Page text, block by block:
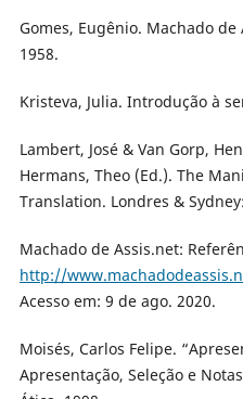
Gomes, Eugênio. Machado de
1958.
Kristeva, Julia. Introdução à
Lambert, José & Van Gorp,
Hermans, Theo (Ed.). The
Translation. Londres &
Machado de Assis.net:
http://
Acesso em: 9 de ago. 2020.
Moisés, Carlos Felipe.
Apresentação, Seleção e